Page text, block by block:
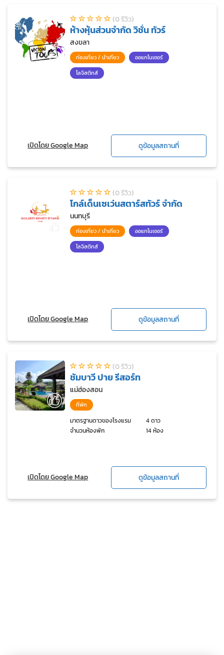
(0 รีวิว)
ห้างหุ้นส่วนจำกัด วิชั่น ทัวร์
สงขลา
ท่องเที่ยว / นำเที่ยว
ออแกไนเซอร์
โลจิสติกส์
เปิดโดย Google Map ดูข้อมูลสถานที่
(0 รีวิว)
โกล์เด็นเซเว่นสตาร์สทัวร์ จำกัด
นนทบุรี
ท่องเที่ยว / นำเที่ยว
ออแกไนเซอร์
โลจิสติกส์
เปิดโดย Google Map ดูข้อมูลสถานที่
(0 รีวิว)
ชัมบาวี ปาย รีสอร์ท
แม่ฮ่องสอน
ที่พัก
มาตรฐานดาวของโรงแรม
4 ดาว
จำนวนห้องพัก
14 ห้อง
เปิดโดย Google Map ดูข้อมูลสถานที่